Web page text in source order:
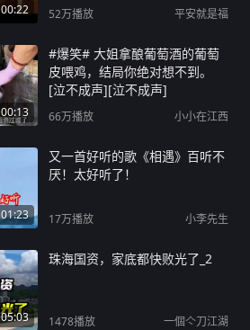
00:22 52万播放 平安就是福
00:13
#爆笑# 大姐拿酿葡萄酒的葡萄
皮喂鸡，结局你绝对想不到。
[泣不成声][泣不成声]
66万播放 小小在江西
01:23
又一首好听的歌《相遇》百听不
厌！太好听了！
17万播放 小李先生
05:03
珠海国资，家底都快败光了_2
1478播放 一個亽刀江湖